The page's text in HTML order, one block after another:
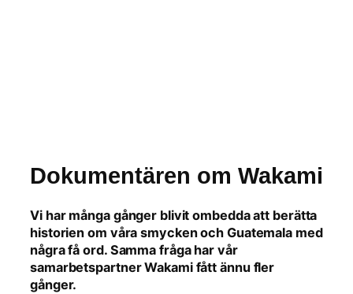
Dokumentären om Wakami
Vi har många gånger blivit ombedda att berätta
historien om våra smycken och Guatemala med
några få ord. Samma fråga har vår
samarbetspartner Wakami fått ännu fler
gånger.